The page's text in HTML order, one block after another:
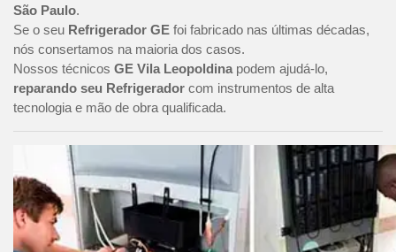
São Paulo.
Se o seu Refrigerador GE foi fabricado nas últimas décadas,
nós consertamos na maioria dos casos.
Nossos técnicos GE Vila Leopoldina podem ajudá-lo,
reparando seu Refrigerador com instrumentos de alta
tecnologia e mão de obra qualificada.